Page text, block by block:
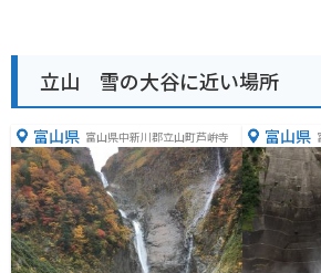
立山 雪の大谷に近い場所
富山県 富山県中新川郡立山町芦峅寺 富山県